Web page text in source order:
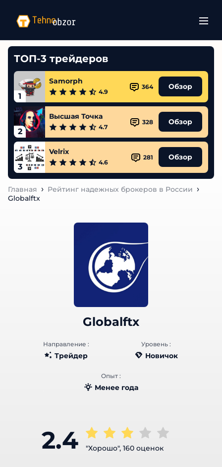
ТОП-3 трейдеров
1
Samorph
4.9
364 Обзор
2
Высшая Точка
4.7
328 Обзор
3
Velrix
4.6
281 Обзор
Главная
Рейтинг надежных брокеров в России
Globalftx
Globalftx
Направление :
Трейдер
Уровень :
Новичок
Опыт :
Менее года
2.4 "Хорошо", 160 оценок